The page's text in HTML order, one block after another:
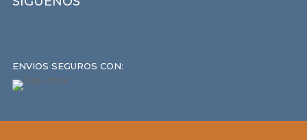
ENVIOS SEGUROS CON: